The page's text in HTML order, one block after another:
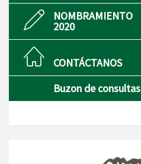
NOMBRAMIENTO
2020
CONTÁCTANOS
Buzon de consultas